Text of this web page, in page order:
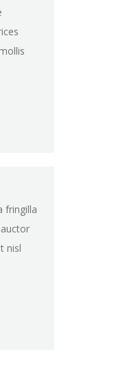
fringilla
nisl